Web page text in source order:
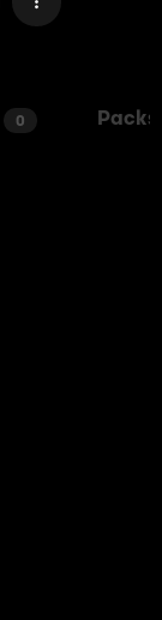
0 Packs